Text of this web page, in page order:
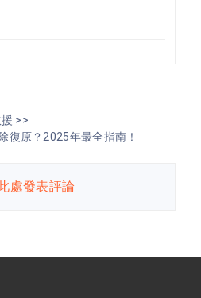
>>
復原？2025年最全指南！
處發表評論